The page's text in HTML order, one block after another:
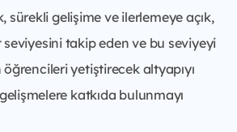
sürekli gelişime ve ilerlemeye açık,
takip eden ve bu seviyeyi
yetiştirecek altyapıyı
katkıda bulunmayı